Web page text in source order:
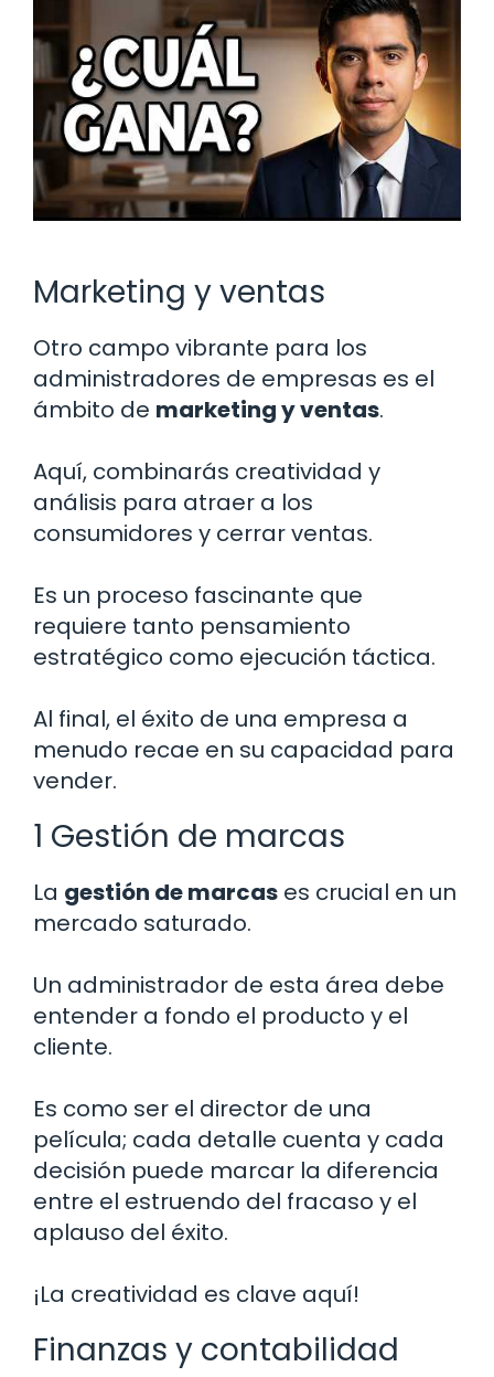
Marketing y ventas
Otro campo vibrante para los
administradores de empresas es el
ámbito de marketing y ventas.
Aquí, combinarás creatividad y
análisis para atraer a los
consumidores y cerrar ventas.
Es un proceso fascinante que
requiere tanto pensamiento
estratégico como ejecución táctica.
Al final, el éxito de una empresa a
menudo recae en su capacidad para
vender.
1 Gestión de marcas
La gestión de marcas es crucial en un
mercado saturado.
Un administrador de esta área debe
entender a fondo el producto y el
cliente.
Es como ser el director de una
película; cada detalle cuenta y cada
decisión puede marcar la diferencia
entre el estruendo del fracaso y el
aplauso del éxito.
¡La creatividad es clave aquí!
Finanzas y contabilidad